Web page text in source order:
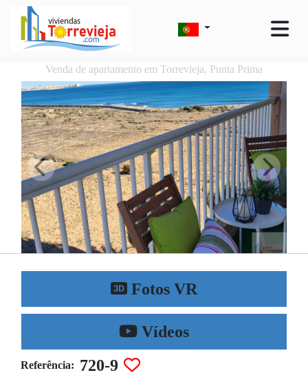
Venda de apartamento em Torrevieja, Punta Prima
Fotos VR
Vídeos
Referência: 720-9